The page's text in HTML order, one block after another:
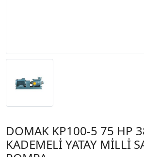
DOMAK KP100-5 75 HP
KADEMELİ YATAY MİLLİ